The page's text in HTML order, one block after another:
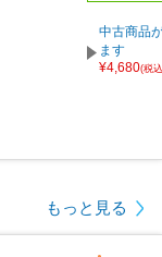
中古商品
ます
¥4,680(税
もっと見る